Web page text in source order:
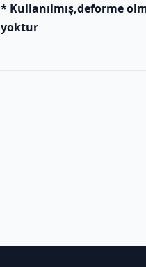
* Kullanılmış,deforme
yoktur